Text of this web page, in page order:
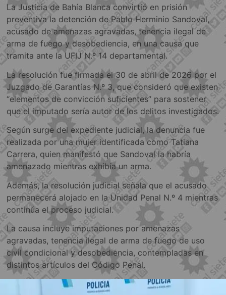
La Justicia de Bahía Blanca convirtió en prisión
preventiva la detención de Pablo Herminio Sandoval,
acusado de amenazas agravadas, tenencia ilegal de
arma de fuego y desobediencia, en una causa que
tramita ante la UFIJ N.º 14 departamental.
La resolución fue firmada el 30 de abril de 2026 por el
Juzgado de Garantías N.º 3, que consideró que existen
“elementos de convicción suficientes” para sostener
que el imputado sería autor de los delitos investigados.
Según surge del expediente judicial, la denuncia fue
realizada por una mujer identificada como Tatiana
Carrera, quien manifestó que Sandoval la habría
amenazado mientras exhibía un arma.
Además, la resolución judicial señala que el acusado
permanecerá alojado en la Unidad Penal N.º 4 mientras
continúa el proceso judicial.
La causa incluye imputaciones por amenazas
agravadas, tenencia ilegal de arma de fuego de uso
civil condicional y desobediencia, contempladas en
distintos artículos del Código Penal.